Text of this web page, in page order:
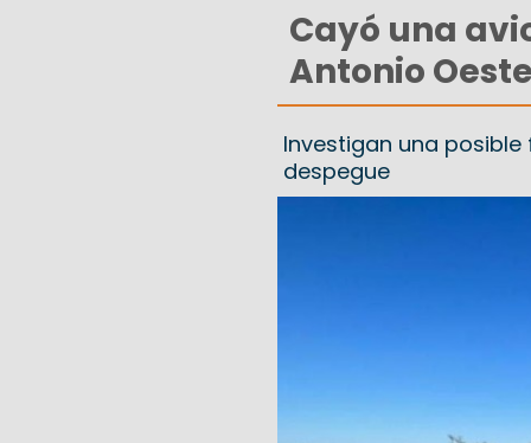
Cayó una
Antonio Oeste
Investigan una
despegue